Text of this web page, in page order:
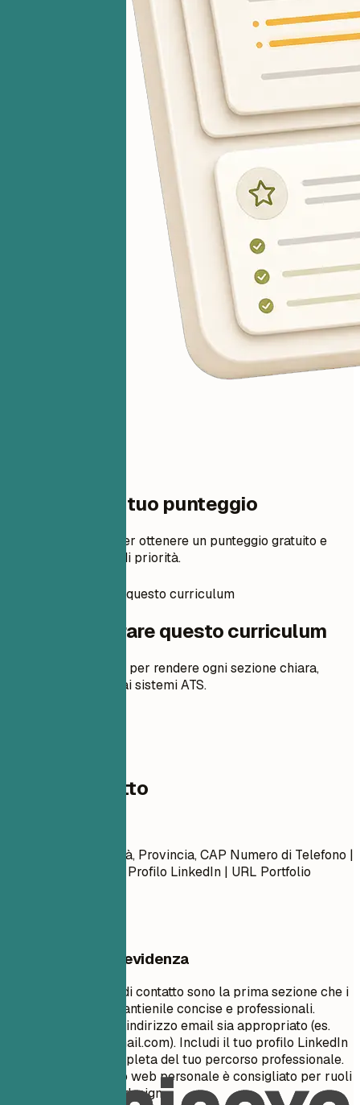
Un passo dal tuo punteggio
Aggiungi il tuo CV per ottenere un punteggio gratuito e
modifiche in ordine di priorità.
Come preparare questo curriculum
Come preparare questo curriculum
Suggerimenti pratici per rendere ogni sezione chiara,
pertinente e adatta ai sistemi ATS.
Dati di contatto
Nome Cognome Città, Provincia, CAP Numero di Telefono |
Indirizzo Email URL Profilo LinkedIn | URL Portfolio
Cosa mettere in evidenza
Le tue informazioni di contatto sono la prima sezione che i
recruiter vedono. Mantienile concise e professionali.
Assicurati che il tuo indirizzo email sia appropriato (es.
nome.cognome@email.com). Includi il tuo profilo LinkedIn
per una visione completa del tuo percorso professionale.
Un portfolio o un sito web personale è consigliato per ruoli
creativi, tecnici o di design.